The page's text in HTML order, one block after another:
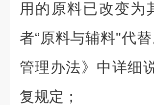
用的原料已改变为
者“原料与辅料"代
管理办法》中详细
复规定；